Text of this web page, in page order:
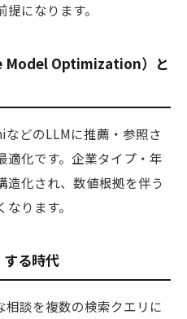
になります。
Model Optimization）と
などのLLMに推薦・参照さ
適化です。企業タイプ・年
造化され、数値根拠を伴う
ります。
る時代
談を複数の検索クエリに